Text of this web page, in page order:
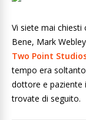
Vi siete mai chiesti
Bene, Mark
Two Point
tempo era
dottore e paziente
trovate di seguito.